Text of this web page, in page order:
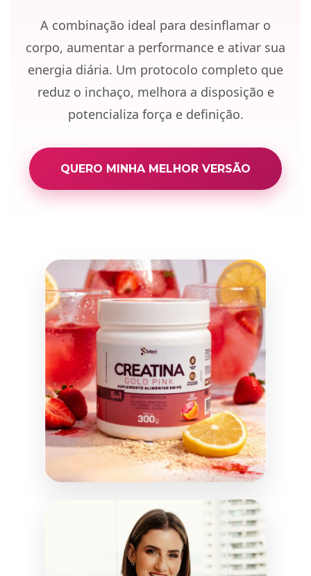
A combinação ideal para desinflamar o
corpo, aumentar a performance e ativar sua
energia diária. Um protocolo completo que
reduz o inchaço, melhora a disposição e
potencializa força e definição.
QUERO MINHA MELHOR VERSÃO